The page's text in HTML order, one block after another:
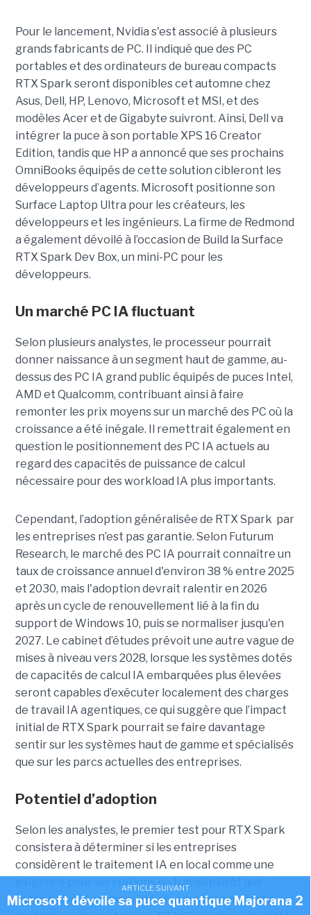
Pour le lancement, Nvidia s'est associé à plusieurs
grands fabricants de PC. Il indiqué que des PC
portables et des ordinateurs de bureau compacts
RTX Spark seront disponibles cet automne chez
Asus, Dell, HP, Lenovo, Microsoft et MSI, et des
modèles Acer et de Gigabyte suivront. Ainsi, Dell va
intégrer la puce à son portable XPS 16 Creator
Edition, tandis que HP a annoncé que ses prochains
OmniBooks équipés de cette solution cibleront les
développeurs d’agents. Microsoft positionne son
Surface Laptop Ultra pour les créateurs, les
développeurs et les ingénieurs. La firme de Redmond
a également dévoilé à l’occasion de Build la Surface
RTX Spark Dev Box, un mini-PC pour les
développeurs.
Un marché PC IA fluctuant
Selon plusieurs analystes, le processeur pourrait
donner naissance à un segment haut de gamme, au-
dessus des PC IA grand public équipés de puces Intel,
AMD et Qualcomm, contribuant ainsi à faire
remonter les prix moyens sur un marché des PC où la
croissance a été inégale. Il remettrait également en
question le positionnement des PC IA actuels au
regard des capacités de puissance de calcul
nécessaire pour des workload IA plus importants.
Cependant, l’adoption généralisée de RTX Spark par
les entreprises n’est pas garantie. Selon Futurum
Research, le marché des PC IA pourrait connaître un
taux de croissance annuel d'environ 38 % entre 2025
et 2030, mais l'adoption devrait ralentir en 2026
après un cycle de renouvellement lié à la fin du
support de Windows 10, puis se normaliser jusqu'en
2027. Le cabinet d’études prévoit une autre vague de
mises à niveau vers 2028, lorsque les systèmes dotés
de capacités de calcul IA embarquées plus élevées
seront capables d’exécuter localement des charges
de travail IA agentiques, ce qui suggère que l’impact
initial de RTX Spark pourrait se faire davantage
sentir sur les systèmes haut de gamme et spécialisés
que sur les parcs actuelles des entreprises.
Potentiel d’adoption
Selon les analystes, le premier test pour RTX Spark
consistera à déterminer si les entreprises
considèrent le traitement IA en local comme une
exigence pour les stations de travail plutôt que
comme une fonctionnalité standard des ordinateurs
ARTICLE SUIVANT
Microsoft dévoile sa puce quantique Majorana 2